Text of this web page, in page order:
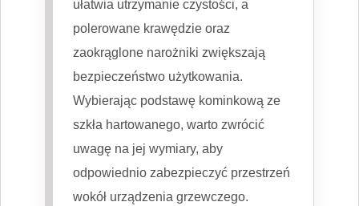
ułatwia utrzymanie czystości, a
polerowane krawędzie oraz
zaokrąglone narożniki zwiększają
bezpieczeństwo użytkowania.
Wybierając podstawę kominkową ze
szkła hartowanego, warto zwrócić
uwagę na jej wymiary, aby
odpowiednio zabezpieczyć przestrzeń
wokół urządzenia grzewczego.